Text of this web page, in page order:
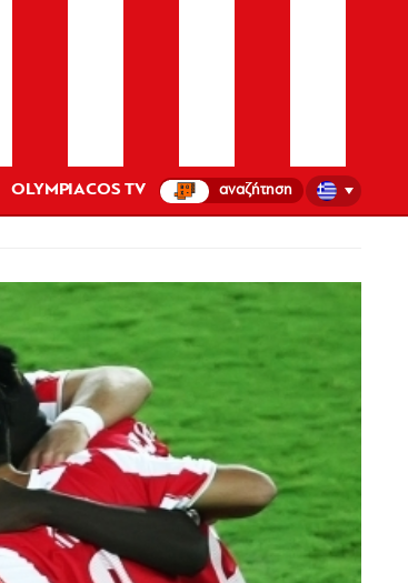
OLYMPIACOS TV